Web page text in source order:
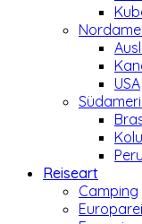
USA
Peru
Reiseart
Camping